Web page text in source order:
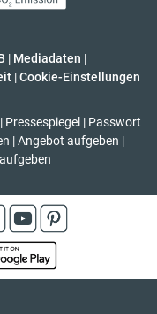
| Mediadaten |
| Cookie-Einstellungen
| Pressespiegel | Passwort
| Angebot aufgeben |